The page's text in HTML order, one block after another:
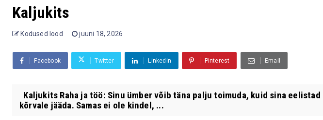
Kaljukits
Kodused lood juuni 18, 2026
Facebook Twitter Linkedin Pinterest Email
Kaljukits Raha ja töö: Sinu ümber võib täna palju toimuda, kuid sina
kõrvale jääda. Samas ei ole kindel, ...